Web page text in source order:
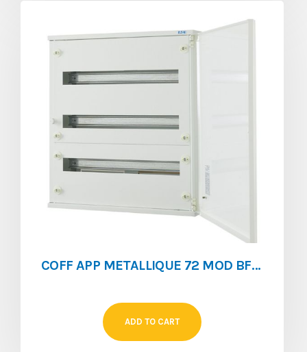
COFF APP METALLIQUE 72 MOD BF-O-3/72-C
ADD TO CART